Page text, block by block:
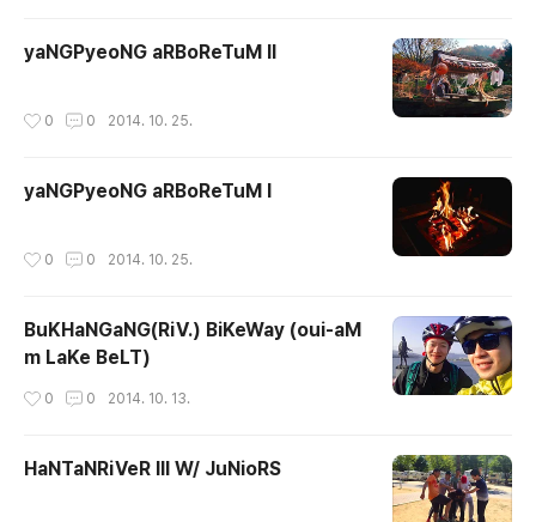
yaNGPyeoNG aRBoReTuM II
0 0 2014. 10. 25.
yaNGPyeoNG aRBoReTuM I
0 0 2014. 10. 25.
BuKHaNGaNG(RiV.) BiKeWay (oui-aM
m LaKe BeLT)
0 0 2014. 10. 13.
HaNTaNRiVeR III W/ JuNioRS